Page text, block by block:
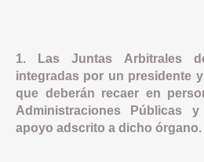
1. Las Juntas Arbitrales
integradas por un presidente
que deberán recaer en
Administraciones Públicas
apoyo adscrito a dicho órgano.